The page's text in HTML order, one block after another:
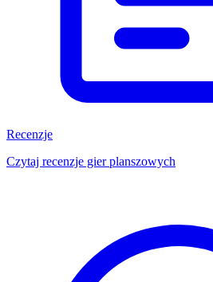
Recenzje
Czytaj recenzje gier planszowych